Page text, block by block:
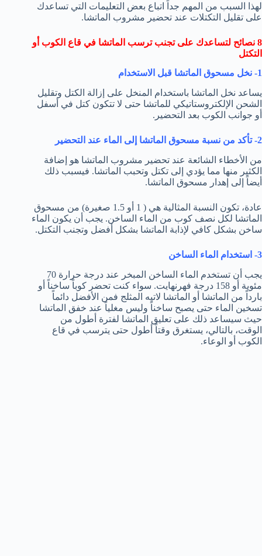
لهذا السبب من المهم جداً اتباع بعض التعليمات التي تساعدك
على تقليل التكتلات عند تحضير مشروب الماتشا.
8 نصائح لتساعدك على تجنب ترسب الماتشا في قاع الكوب أو
التكتل
1- نخل مسحوق الماتشا قبل الاستخدام
يساعد نخل الماتشا باستخدام المنخل على إزالة الكتل وتقليل
الشحن الإلكتروستاتيكي للماتشا حتى لا تتكون كتل في أسفل
أو جوانب الكوب بعد التحضير.
2- تأكد من نسبة مسحوق الماتشا إلى الماء عند التحضير
من الأخطاء الشائعة عند تحضير مشروب الماتشا هو إضافة
الكثير منها مما يؤدي إلى تكتل وتحبب الماتشا. فيسبب ذلك
أيضاً إلى إهدار مسحوق الماتشا.
عادة، تكون النسبة المثالية هي ( 1 أو 1.5 صغيرة) من مسحوق
الماتشا لكل نصف كوب من الماء الساخن. يجب أن يكون الماء
ساخن بشكل كافي لإذابة الماتشا بشكل أفضل وتجنب التكتل.
3- استخدام الماء الساخن
يجب أن تستخدم الماء الساخن المبخر عند درجة حرارة 70
مئوية أو 158 درجة فهرنهايت. سواء كنت تحضر كوباً ساخناً أو
بارداً من الماتشا أو الماتشا لاتيه المثلج فمن الأفضل دائماً
تسخين الماء حتى يصبح ساخناً وليس مغلياً عند خفق الماتشا
حيث سيساعد ذلك على تعليق الماتشا لفترة أطول من
الوقت، بالتالي، يستغرق وقتاً أطول حتى يترسب في قاع
الكوب أو الوعاء.